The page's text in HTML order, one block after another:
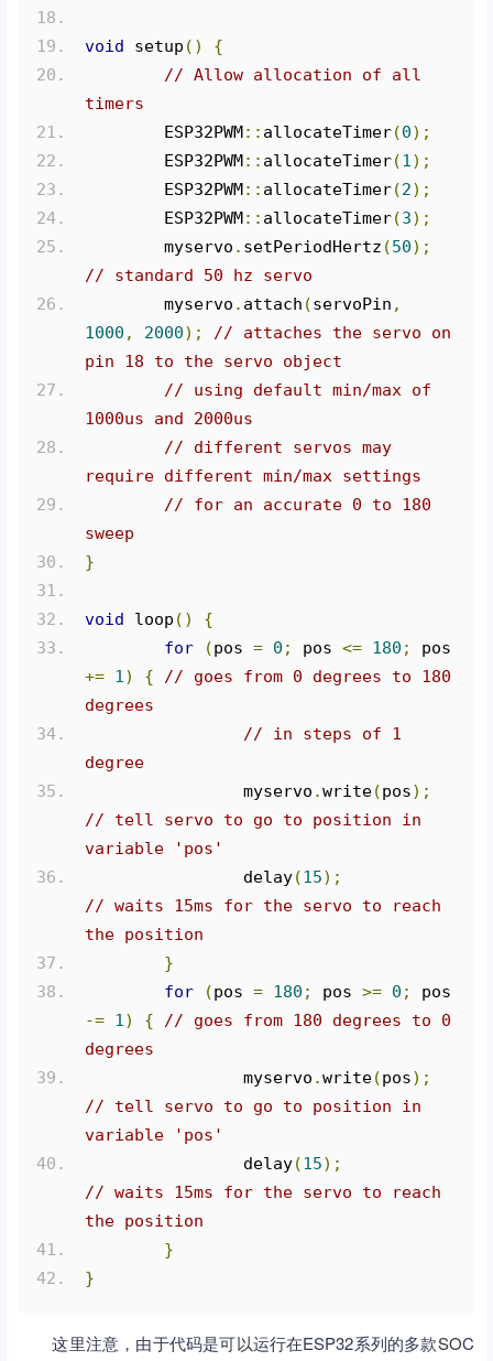
void setup ()
{
// Allow allocation of all
timers
	ESP32PWM
:: allocateTimer(0);
	ESP32PWM
:: allocateTimer(1);
	ESP32PWM
:: allocateTimer(2);
	ESP32PWM
:: allocateTimer(3);
	myservo
. setPeriodHertz (50);
// standard 50 hz servo
	myservo
. attach (servoPin ,
1000 , 2000);
// attaches the servo on
pin 18 to the servo object
// using default min/max of
1000us and 2000us
// different servos may
require different min/max settings
// for an accurate 0 to 180
sweep
}
void loop ()
{
for
(pos = 0 ; pos <= 180 ;
+= 1) {
// goes from 0 degrees to 180
degrees
// in steps of 1
degree
		myservo
.write(pos);
// tell servo to go to position in
variable 'pos'
		delay
(15);
// waits 15ms for the servo to reach
the position
}
for
(pos = 180 ; pos >= 0 ;
-= 1) {
// goes from 180 degrees to 0
degrees
		myservo
.write(pos);
// tell servo to go to position in
variable 'pos'
		delay
(15);
// waits 15ms for the servo to reach
the position
}
}
这里注意，由于代码是可以运行在ESP32系列的多款SOC